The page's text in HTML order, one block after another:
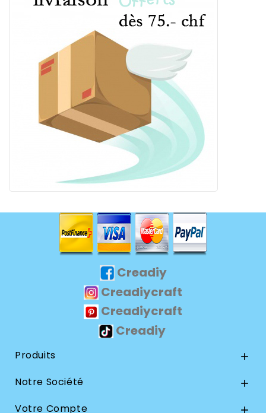
Creadiy
Creadiycraft
Creadiycraft
Creadiy
Produits 
Notre Société 
Votre Compte 